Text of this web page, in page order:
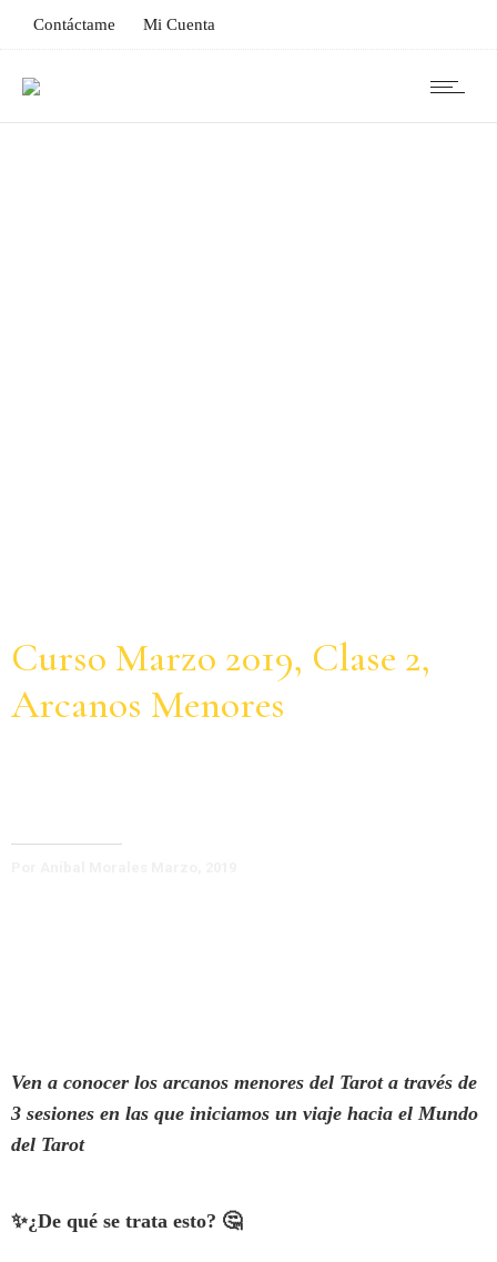
Contáctame Mi Cuenta
Curso Marzo 2019, Clase 2,
Arcanos Menores
Ven a conocer los arcanos menores del Tarot a través de
3 sesiones en las que iniciamos un viaje hacia el Mundo
del Tarot
✨¿De qué se trata esto? 🤔